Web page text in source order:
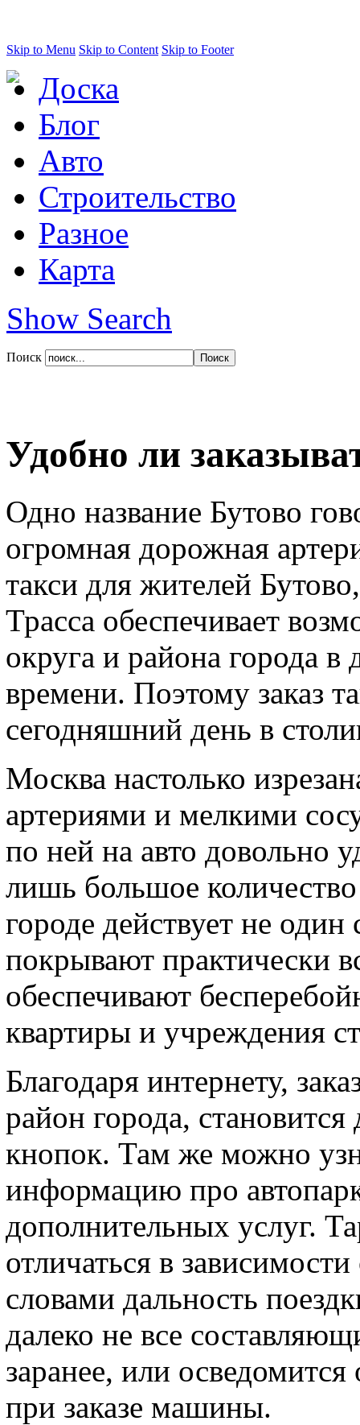
Skip to Menu Skip to Content Skip to Footer
Доска
Блог
Авто
Строительство
Разное
Карта
Show Search
Поиск
Удобно ли
Одно название Бутово
огромная дорожная
такси для жителей
Трасса обеспечивает
округа и района города
времени. Поэтому заказ
сегодняшний день в
Москва настолько
артериями и мелкими
по ней на авто довольно
лишь большое
городе действует не один
покрывают практически
обеспечивают
квартиры и учреждения
Благодаря интернету,
район города,
кнопок. Там же можно
информацию про
дополнительных услуг.
отличаться в
словами дальность
далеко не все
заранее, или
при заказе машины.